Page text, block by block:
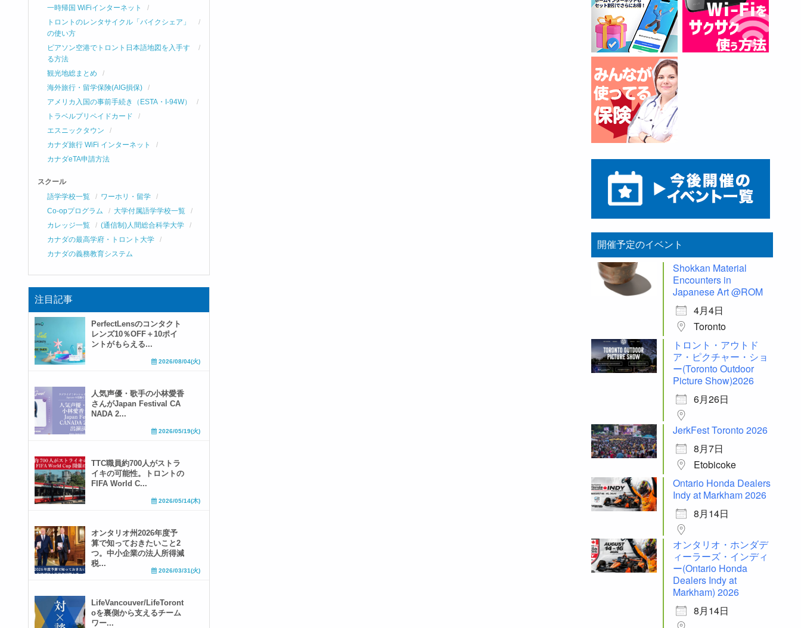
一時帰国 WiFiインターネット
トロントのレンタサイクル「バイクシェア」
の使い方
ピアソン空港でトロント日本語地図を入手す
る方法
観光地総まとめ
海外旅行・留学保険(AIG損保)
アメリカ入国の事前手続き（ESTA・I-94W）
トラベルプリペイドカード
エスニックタウン
カナダ旅行 WiFi インターネット
カナダeTA申請方法
スクール
語学学校一覧
ワーホリ・留学
Co-opプログラム
大学付属語学学校一覧
カレッジ一覧
(通信制)人間総合科学大学
カナダの最高学府・トロント大学
カナダの義務教育システム
注目記事
PerfectLensのコンタクト
レンズ10％OFF＋10ポイ
ントがもらえる...
2026/08/04(火)
人気声優・歌手の小林愛香
さんがJapan Festival CA
NADA 2...
2026/05/19(火)
TTC職員約700人がストラ
イキの可能性。トロントの
FIFA World C...
2026/05/14(木)
オンタリオ州2026年度予
算で知っておきたいこと2
つ。中小企業の法人所得減
税...
2026/03/31(火)
LifeVancouver/LifeToront
oを裏側から支えるチーム
ワー...
開催予定のイベント
Shokkan Material
Encounters in
Japanese Art @ROM
4月4日
Toronto
トロント・アウトド
ア・ピクチャー・ショ
ー(Toronto Outdoor
Picture Show)2026
6月26日
JerkFest Toronto 2026
8月7日
Etobicoke
Ontario Honda Dealers
Indy at Markham 2026
8月14日
オンタリオ・ホンダデ
ィーラーズ・インディ
ー(Ontario Honda
Dealers Indy at
Markham) 2026
8月14日